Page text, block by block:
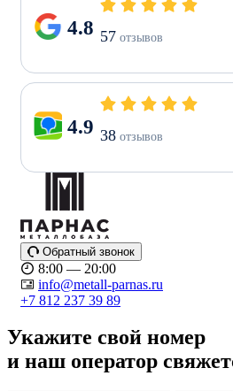
4.8 57 отзывов
4.9 38 отзывов
Обратный звонок
8:00 — 20:00
info@metall-parnas.ru
+7 812 237 39 89
Укажите свой номер
и наш оператор